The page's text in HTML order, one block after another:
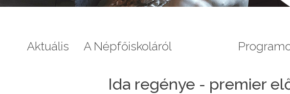
Aktuális
A Népfőiskoláról
Ida regénye - premier